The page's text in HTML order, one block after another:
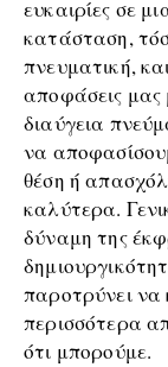
ευκαιρίες σε
κατάσταση,
πνευματική,
αποφάσεις μας
διαύγεια
να
θέση ή
καλύτερα.
δύναμη της
παροτρύνει να
περισσότερα
ότι μπορούμε.